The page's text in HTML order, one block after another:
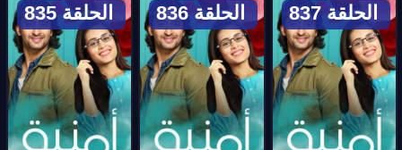
الحلقة 837 الحلقة 836 الحلقة 835